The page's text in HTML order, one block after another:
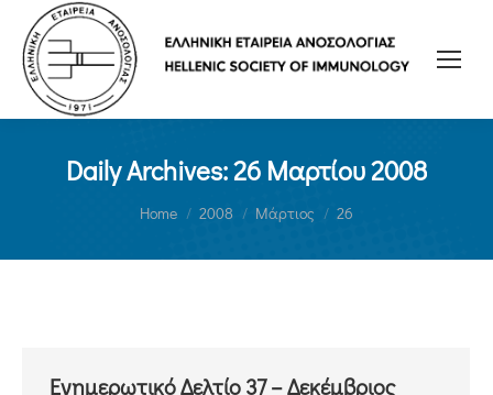
Daily Archives:26 Μαρτίου 2008
You are here:
Home 2008 Μάρτιος 26
Ενημερωτικό Δελτίο 37 – Δεκέμβριος